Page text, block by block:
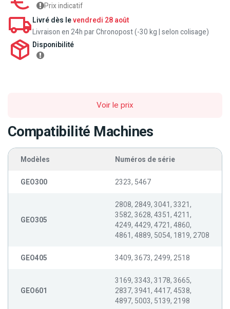
Prix indicatif
Livré dès levendredi 28 août
Livraison en 24h par Chronopost (-30 kg | selon colisage)
Disponibilité
Voir le prix
Compatibilité Machines
Modèles Numéros de série
GEO300 2323, 5467
GEO305
2808, 2849, 3041, 3321,
3582, 3628, 4351, 4211,
4249, 4429, 4721, 4860,
4861, 4889, 5054, 1819, 2708
GEO405 3409, 3673, 2499, 2518
GEO601
3169, 3343, 3178, 3665,
2837, 3941, 4417, 4538,
4897, 5003, 5139, 2198